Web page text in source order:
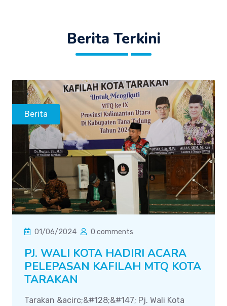
Berita Terkini
Berita
01/06/2024 0 comments
PJ. WALI KOTA HADIRI ACARA
PELEPASAN KAFILAH MTQ KOTA
TARAKAN
Tarakan &acirc;&#128;&#147; Pj. Wali Kota